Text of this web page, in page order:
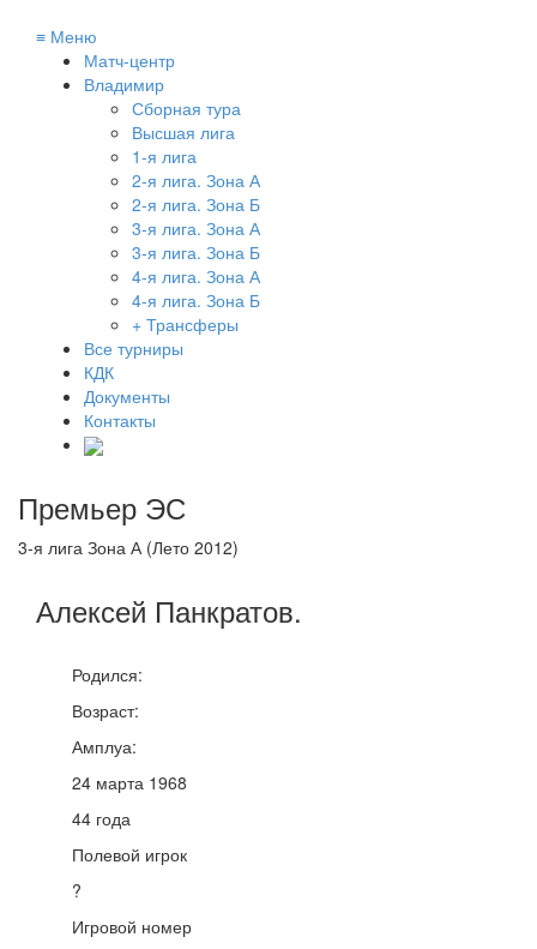
≡ Меню
Матч-центр
Владимир
Сборная тура
Высшая лига
1-я лига
2-я лига. Зона А
2-я лига. Зона Б
3-я лига. Зона А
3-я лига. Зона Б
4-я лига. Зона А
4-я лига. Зона Б
+ Трансферы
Все турниры
КДК
Документы
Контакты
Премьер ЭС
3-я лига Зона А (Лето 2012)
Алексей Панкратов.
Родился:
Возраст:
Амплуа:
24 марта 1968
44 года
Полевой игрок
?
Игровой номер